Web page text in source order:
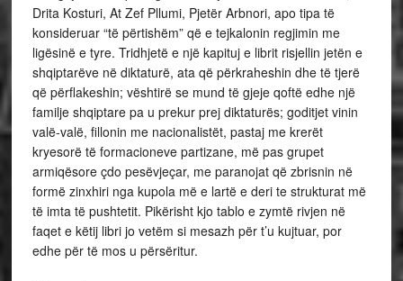
Drita Kosturi, At Zef Pllumi, Pjetër Arbnori, apo tipa të
konsideruar “të përtishëm” që e tejkalonin regjimin me
ligësinë e tyre. Tridhjetë e një kapituj e librit risjellin jetën e
shqiptarëve në diktaturë, ata që përkraheshin dhe të tjerë
që përflakeshin; vështirë se mund të gjeje qoftë edhe një
familje shqiptare pa u prekur prej diktaturës; goditjet vinin
valë-valë, fillonin me nacionalistët, pastaj me krerët
kryesorë të formacioneve partizane, më pas grupet
armiqësore çdo pesëvjeçar, me paranojat që zbrisnin në
formë zinxhiri nga kupola më e lartë e deri te strukturat më
të imta të pushtetit. Pikërisht kjo tablo e zymtë rivjen në
faqet e këtij libri jo vetëm si mesazh për t’u kujtuar, por
edhe për të mos u përsëritur.